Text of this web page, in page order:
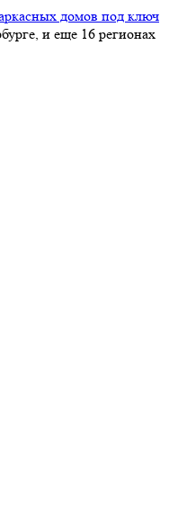
и еще 16 регионах